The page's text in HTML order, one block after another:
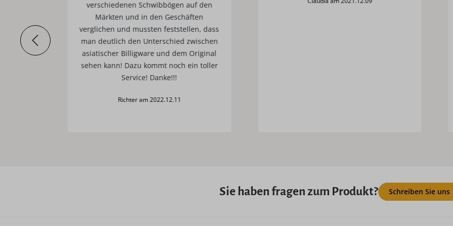
verschiedenen Schwibbögen auf den
Märkten und in den Geschäften
verglichen und mussten feststellen, dass
man deutlich den Unterschied zwischen
asiatischer Billigware und dem Original
sehen kann! Dazu kommt noch ein toller
Service! Danke!!!
Richter am 2022.12.11
Sie haben fragen zum Produkt? Schreiben Sie uns